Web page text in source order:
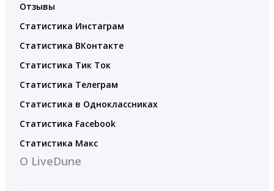
Отзывы
Статистика Инстаграм
Статистика ВКонтакте
Статистика Тик Ток
Статистика Телеграм
Статистика в Одноклассниках
Статистика Facebook
Статистика Макс
О LiveDune